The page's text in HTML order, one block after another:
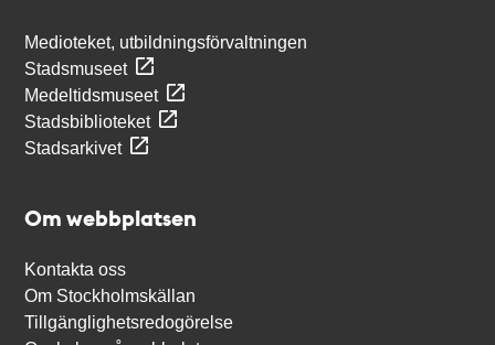
Medioteket, utbildningsförvaltningen
Stadsmuseet
Medeltidsmuseet
Stadsbiblioteket
Stadsarkivet
Om webbplatsen
Kontakta oss
Om Stockholmskällan
Tillgänglighetsredogörelse